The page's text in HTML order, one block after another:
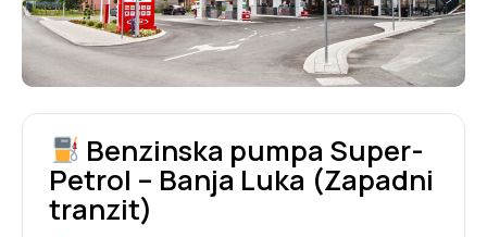
Benzinska pumpa Super-
Petrol – Banja Luka (Zapadni
tranzit)